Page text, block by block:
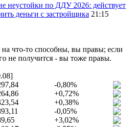
неустойки по ДДУ 2026: действует
деньги с застройщика 21:15
что-то способны, вы правы; если
не получится - вы тоже правы.
-0,80%
+0,72%
+0,38%
-0,05%
+3,02%